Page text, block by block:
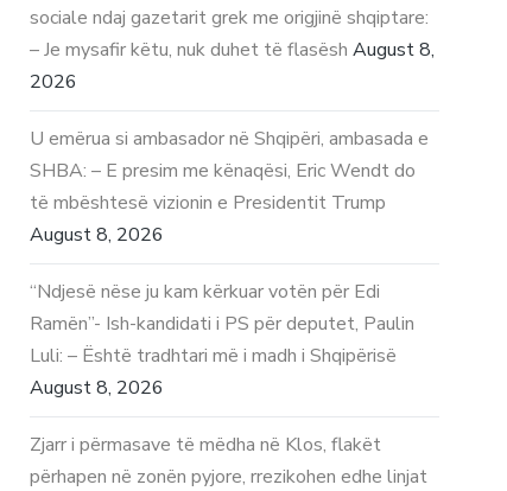
sociale ndaj gazetarit grek me origjinë shqiptare:
– Je mysafir këtu, nuk duhet të flasësh August 8,
2026
U emërua si ambasador në Shqipëri, ambasada e
SHBA: – E presim me kënaqësi, Eric Wendt do
të mbështesë vizionin e Presidentit Trump
August 8, 2026
“Ndjesë nëse ju kam kërkuar votën për Edi
Ramën”- Ish-kandidati i PS për deputet, Paulin
Luli: – Është tradhtari më i madh i Shqipërisë
August 8, 2026
Zjarr i përmasave të mëdha në Klos, flakët
përhapen në zonën pyjore, rrezikohen edhe linjat